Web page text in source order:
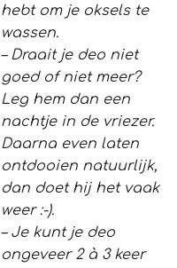
hebt om je oksels te
wassen.
– Draait je deo niet
goed of niet meer?
Leg hem dan een
nachtje in de vriezer.
Daarna even laten
ontdooien natuurlijk,
dan doet hij het vaak
weer :-).
– Je kunt je deo
ongeveer 2 à 3 keer